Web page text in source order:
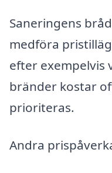
Saneringens
medföra
efter exempelvis
bränder kostar
prioriteras.
Andra